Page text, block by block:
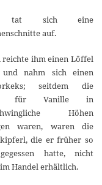
tat sich eine
auf.
reichte ihm einen Löffel
und nahm sich einen
seitdem die
für Vanille in
Höhen
waren, waren die
die er früher so
hatte, nicht
Handel erhältlich.